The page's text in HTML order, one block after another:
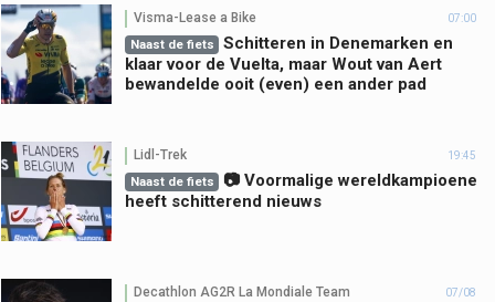
Visma-Lease a Bike 07:00
Naast de fiets
Schitteren in Denemarken en
klaar voor de Vuelta, maar Wout van Aert
bewandelde ooit (even) een ander pad
Lidl-Trek 19:45
Naast de fiets
📷 Voormalige wereldkampioene
heeft schitterend nieuws
Decathlon AG2R La Mondiale Team 07/08